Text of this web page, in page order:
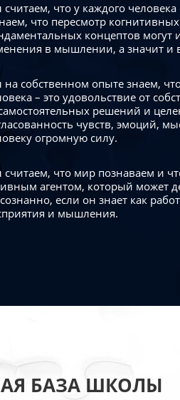
что у каждого
что пересмотр
концептов могут
в мышлении, а значит и
собственном опыте знаем,
– это удовольствие от
решений и
чувств, эмоций,
огромную силу.
что мир познаваем и
агентом, который может
если он знает как
и мышления.
БАЗА ШКОЛЫ